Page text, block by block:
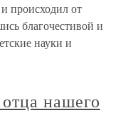
происходил от
благочестивой и
науки и
нашего